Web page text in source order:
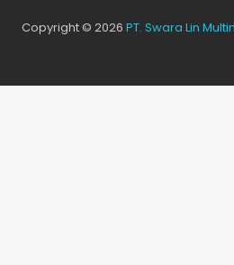
Copyright © 2026 PT. Swara Lin